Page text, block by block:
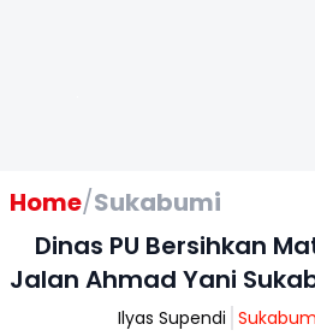
Home/Sukabumi
Dinas PU Bersihkan
Jalan Ahmad Yani
Ilyas Supendi